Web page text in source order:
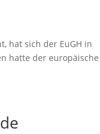
hat sich der EuGH in
hatte der europäische